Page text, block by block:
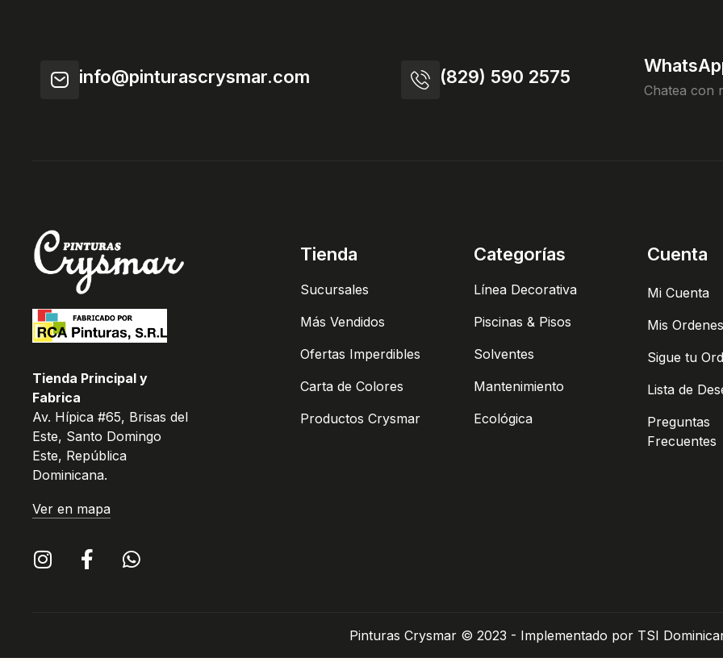
info@pinturascrysmar.com (829) 590 2575
Chatea con
Tienda Principal y
Fabrica
Av. Hípica #65, Brisas del
Este, Santo Domingo
Este, República
Dominicana.
Ver en mapa
Tienda
Sucursales
Más Vendidos
Ofertas Imperdibles
Carta de Colores
Productos Crysmar
Categorías
Línea Decorativa
Piscinas & Pisos
Solventes
Mantenimiento
Ecológica
Cuenta
Mi Cuenta
Mis Ordenes
Sigue tu
Lista de
Preguntas
Frecuentes
Pinturas Crysmar © 2023 - Implementado por TSI